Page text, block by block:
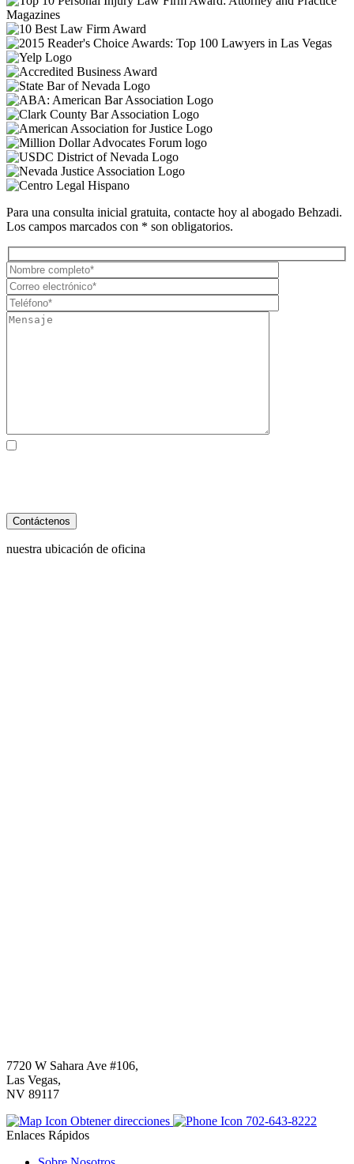
Para una consulta inicial gratuita, contacte hoy al abogado Behzadi.
Los campos marcados con * son obligatorios.
nuestra ubicación de oficina
7720 W Sahara Ave #106,
Las Vegas,
NV 89117
Obtener direcciones
702-643-8222
Enlaces Rápidos